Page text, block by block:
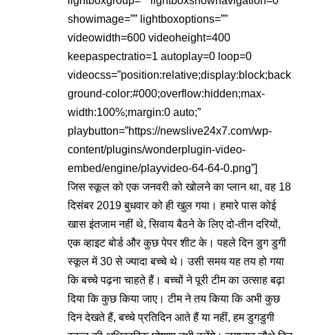
showimage=”” lightboxoptions=””
videowidth=600 videoheight=400
keepaspectratio=1 autoplay=0 loop=0
videocss=”position:relative;display:block;back
ground-color:#000;overflow:hidden;max-
width:100%;margin:0 auto;”
playbutton=”https://newslive24x7.com/wp-
content/plugins/wonderplugin-video-
embed/engine/playvideo-64-64-0.png”]
जिस स्कूल को एक जनवरी को खोलने का प्लान था, वह 18
दिसंबर 2019 बुधवार को ही खुल गया। हमारे पास कोई
खास इंतजाम नहीं थे, सिवाय बैठने के लिए दो-तीन दरियों,
एक व्हाइट बोर्ड और कुछ पेपर शीट के। पहले दिन डुग डुगी
स्कूल में 30 से ज्यादा बच्चे थे। उसी समय यह तय हो गया
कि बच्चे पढ़ना चाहते हैं। बच्चों ने पूरी टीम का उत्साह बढ़ा
दिया कि कुछ किया जाए। टीम ने तय किया कि अभी कुछ
दिन देखते हैं, बच्चे प्रतिदिन आते हैं या नहीं, हम डुगडुगी